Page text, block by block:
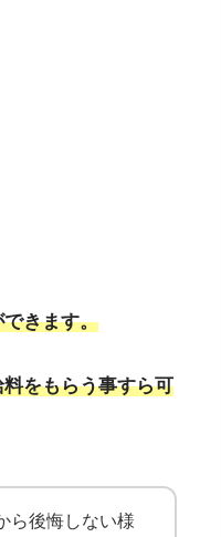
きます。
をもらう事すら可
ら後悔しない様